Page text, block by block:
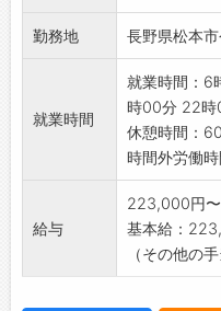
勤務地 長野県松本
就業時間
就業時間：6
時00分 22
休憩時間：
時間外労働
給与
223,000円
基本給：
（その他の